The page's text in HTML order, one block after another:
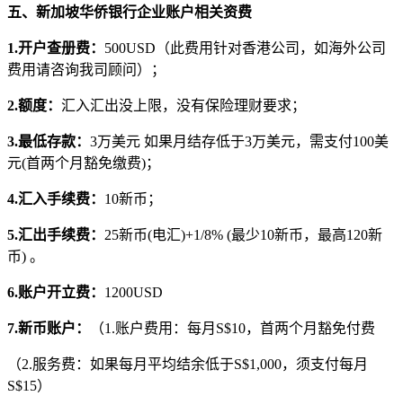
五、新加坡华侨银行企业账户相关资费
1.开户查册费： 500USD（此费用针对香港公司，如海外公司
费用请咨询我司顾问）；
2.额度： 汇入汇出没上限，没有保险理财要求；
3.最低存款： 3万美元 如果月结存低于3万美元，需支付100美
元(首两个月豁免缴费)；
4.汇入手续费： 10新币；
5.汇出手续费： 25新币(电汇)+1/8% (最少10新币，最高120新
币) 。
6.账户开立费： 1200USD
7.新币账户： （1.账户费用：每月S$10，首两个月豁免付费
（2.服务费：如果每月平均结余低于S$1,000，须支付每月
S$15）